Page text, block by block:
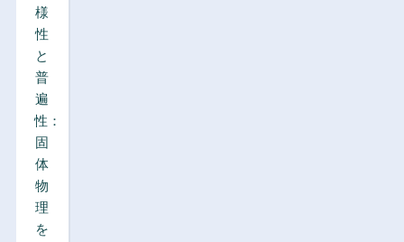
様
性
と
普
遍
性：
固
体
物
理
を